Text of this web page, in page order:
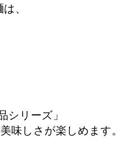
、
リーズ」
味しさが楽しめます。